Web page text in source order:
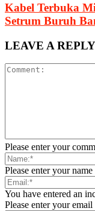
Kabel Terbuka
Setrum Buruh
LEAVE A REPLY
Please enter your
Please enter your name
You have entered an
Please enter your email